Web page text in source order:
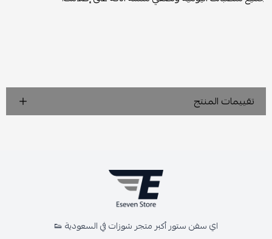
تقييمات المنتج
اي سفن ستور أكبر متجر شوزات في السعودية 👟